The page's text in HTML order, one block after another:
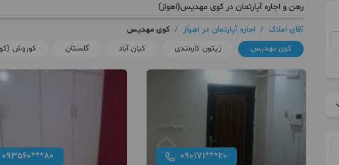
رهن و اجاره آپارتمان در کوی مهدیس(اهواز)
آقای املاک / اجاره آپارتمان در اهواز / کوی مهدیس
کوی مهدیس
زیتون کارمندی کیان آباد گلستان کوروش
090171***20
093560***80